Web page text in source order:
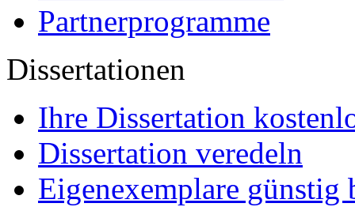
Partnerprogramme
Dissertationen
Ihre Dissertation
Dissertation veredeln
Eigenexemplare günstig